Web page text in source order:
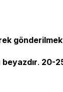
. 20-